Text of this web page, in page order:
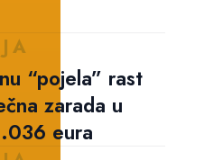
“pojela” rast
zarada u
eura